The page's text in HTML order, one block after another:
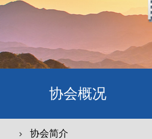
协会概况
协会简介